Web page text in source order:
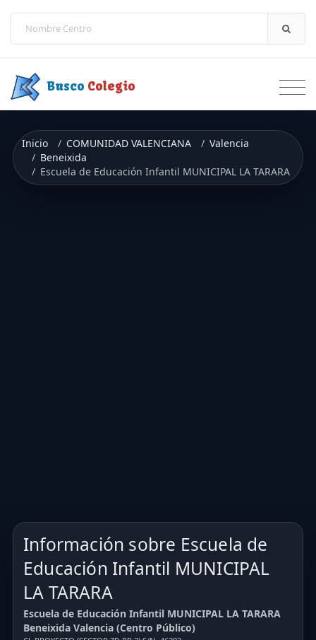
Busco Colegio
Inicio COMUNIDAD VALENCIANA
Valencia
Beneixida
Escuela de Educación Infantil MUNICIPAL LA TARARA
Información sobre Escuela de
Educación Infantil MUNICIPAL
LA TARARA
Escuela de Educación Infantil MUNICIPAL LA TARARA
Beneixida Valencia (Centro Público)